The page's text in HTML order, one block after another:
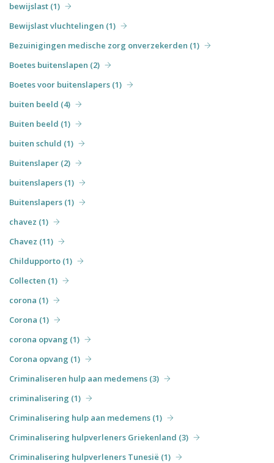
bewijslast (1)
Bewijslast vluchtelingen (1)
Bezuinigingen medische zorg onverzekerden (1)
Boetes buitenslapen (2)
Boetes voor buitenslapers (1)
buiten beeld (4)
Buiten beeld (1)
buiten schuld (1)
Buitenslaper (2)
buitenslapers (1)
Buitenslapers (1)
chavez (1)
Chavez (11)
Childupporto (1)
Collecten (1)
corona (1)
Corona (1)
corona opvang (1)
Corona opvang (1)
Criminaliseren hulp aan medemens (3)
criminalisering (1)
Criminalisering hulp aan medemens (1)
Criminalisering hulpverleners Griekenland (3)
Criminalisering hulpverleners Tunesië (1)